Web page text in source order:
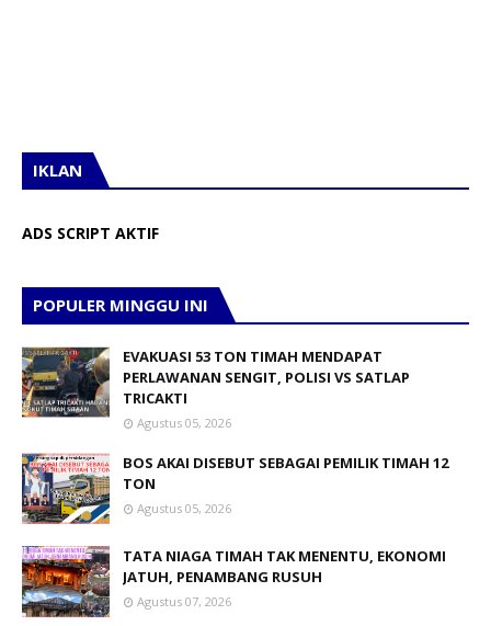
IKLAN
ADS SCRIPT AKTIF
POPULER MINGGU INI
EVAKUASI 53 TON TIMAH MENDAPAT
PERLAWANAN SENGIT, POLISI VS SATLAP
TRICAKTI
Agustus 05, 2026
BOS AKAI DISEBUT SEBAGAI PEMILIK TIMAH 12
TON
Agustus 05, 2026
TATA NIAGA TIMAH TAK MENENTU, EKONOMI
JATUH, PENAMBANG RUSUH
Agustus 07, 2026